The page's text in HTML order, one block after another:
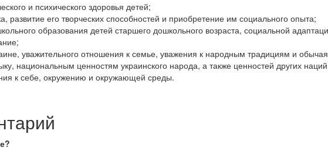
и психического здоровья детей;
развитие его творческих способностей и приобретение им социального опыта;
образования детей старшего дошкольного возраста, социальной
уважительного отношения к семье, уважения к народным традициям и
национальным ценностям украинского народа, а также ценностей других
к себе, окружению и окружающей среды.